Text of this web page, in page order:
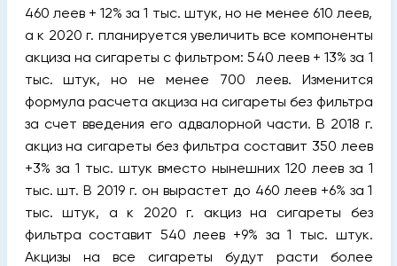
460 леев + 12% за 1 тыс. штук, но не менее 610 леев,
а к 2020 г. планируется увеличить все компоненты
акциза на сигареты с фильтром: 540 леев + 13% за 1
тыс. штук, но не менее 700 леев. Изменится
формула расчета акциза на сигареты без фильтра
за счет введения его адвалорной части. В 2018 г.
акциз на сигареты без фильтра составит 350 леев
+3% за 1 тыс. штук вместо нынешних 120 леев за 1
тыс. шт. В 2019 г. он вырастет до 460 леев +6% за 1
тыс. штук, а к 2020 г. акциз на сигареты без
фильтра составит 540 леев +9% за 1 тыс. штук.
Акцизы на все сигареты будут расти более